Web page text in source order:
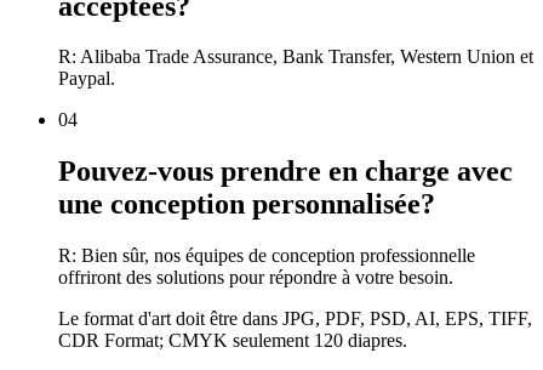
R: Alibaba Trade Assurance, Bank Transfer, Western Union et
Paypal.
04
Pouvez-vous prendre en charge avec
une conception personnalisée?
R: Bien sûr, nos équipes de conception professionnelle
offriront des solutions pour répondre à votre besoin.
Le format d'art doit être dans JPG, PDF, PSD, AI, EPS, TIFF,
CDR Format; CMYK seulement 120 diapres.